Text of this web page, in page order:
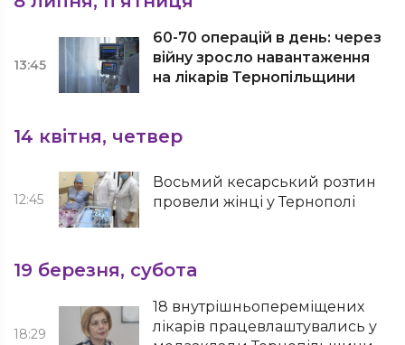
13:45
60-70 операцій в день: через
війну зросло навантаження
на лікарів Тернопільщини
14 квітня, четвер
12:45
Восьмий кесарський розтин
провели жінці у Тернополі
19 березня, субота
18:29
18 внутрішньопереміщених
лікарів працевлаштувались у